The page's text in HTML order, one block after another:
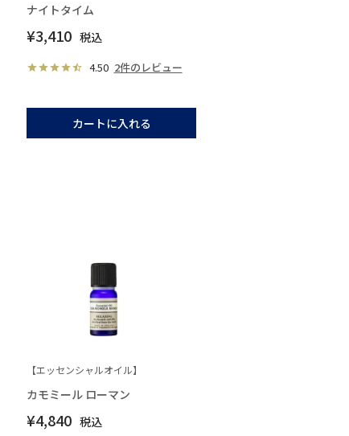
ナイトタイム
¥3,410 税込
4.50 2件のレビュー
カートに入れる
【エッセンシャルオイル】
カモミール ローマン
¥4,840 税込